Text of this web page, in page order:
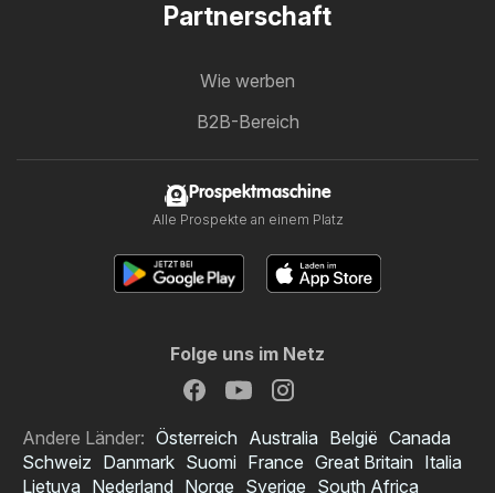
Partnerschaft
Wie werben
B2B-Bereich
Prospektmaschine
Alle Prospekte an einem Platz
Folge uns im Netz
Andere Länder: Österreich Australia België Canada
Schweiz Danmark Suomi France Great Britain Italia
Lietuva Nederland Norge Sverige South Africa